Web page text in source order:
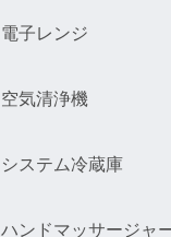
電子レンジ
空気清浄機
システム冷蔵庫
ハンドマッサージャ